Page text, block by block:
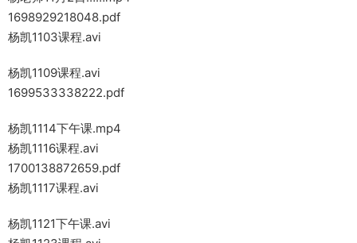
1698929218048.pdf
杨凯1103课程.avi
杨凯1109课程.avi
1699533338222.pdf
杨凯1114下午课.mp4
杨凯1116课程.avi
1700138872659.pdf
杨凯1117课程.avi
杨凯1121下午课.avi